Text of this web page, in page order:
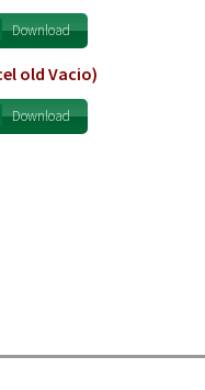
Download
old Vacio)
Download